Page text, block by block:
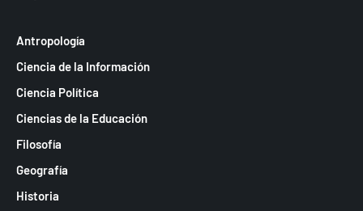
Antropología
Ciencia de la Información
Ciencia Política
Ciencias de la Educación
Filosofía
Geografía
Historia